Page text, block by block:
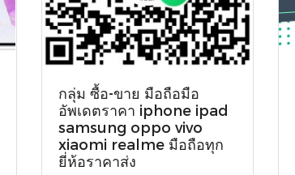
กลุ่ม ซื้อ-ขาย มือถือมือ
อัพเดตราคา iphone ipad
samsung oppo vivo
xiaomi realme มือถือทุก
ยี่ห้อราคาส่ง